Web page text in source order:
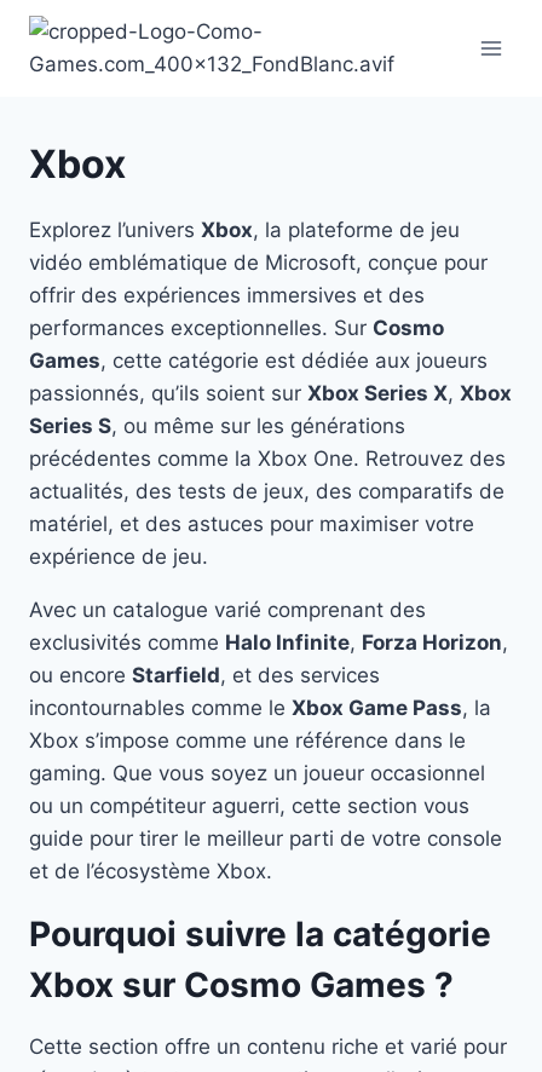
Aller
contenu
Xbox
Explorez l’univers Xbox, la plateforme de jeu
vidéo emblématique de Microsoft, conçue pour
offrir des expériences immersives et des
performances exceptionnelles. Sur Cosmo
Games, cette catégorie est dédiée aux joueurs
passionnés, qu’ils soient sur Xbox Series X, Xbox
Series S, ou même sur les générations
précédentes comme la Xbox One. Retrouvez des
actualités, des tests de jeux, des comparatifs de
matériel, et des astuces pour maximiser votre
expérience de jeu.
Avec un catalogue varié comprenant des
exclusivités comme Halo Infinite, Forza Horizon,
ou encore Starfield, et des services
incontournables comme le Xbox Game Pass, la
Xbox s’impose comme une référence dans le
gaming. Que vous soyez un joueur occasionnel
ou un compétiteur aguerri, cette section vous
guide pour tirer le meilleur parti de votre console
et de l’écosystème Xbox.
Pourquoi suivre la catégorie
Xbox sur Cosmo Games ?
Cette section offre un contenu riche et varié pour